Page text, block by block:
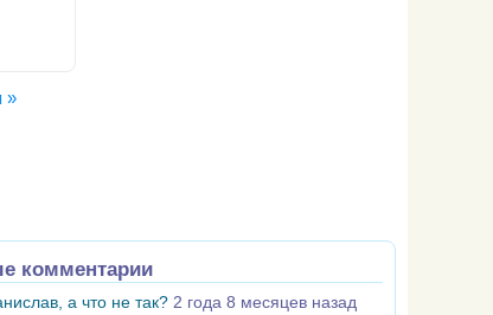
»
комментарии
а что не так? 2 года 8 месяцев назад